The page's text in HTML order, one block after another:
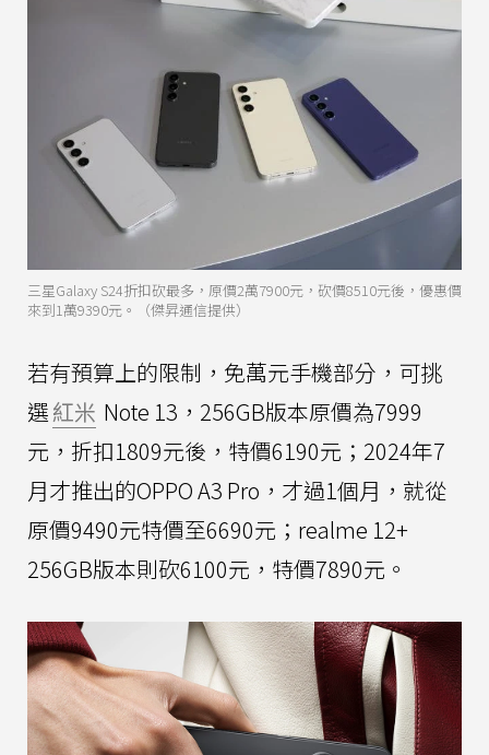
三星Galaxy S24折扣砍最多，原價2萬7900元，砍價8510元後，優惠價
來到1萬9390元。（傑昇通信提供）
若有預算上的限制，免萬元手機部分，可挑
選紅米 Note 13，256GB版本原價為7999
元，折扣1809元後，特價6190元；2024年7
月才推出的OPPO A3 Pro，才過1個月，就從
原價9490元特價至6690元；realme 12+
256GB版本則砍6100元，特價7890元。